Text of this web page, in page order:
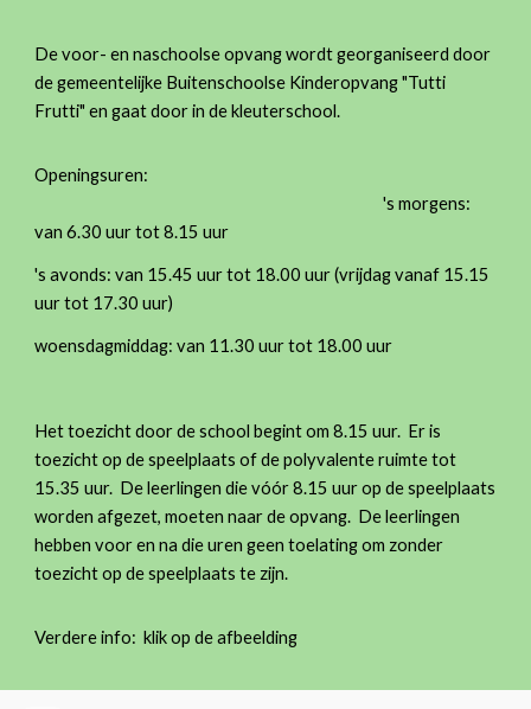
De voor- en naschoolse opvang wordt georganiseerd door
de gemeentelijke Buitenschoolse Kinderopvang "Tutti
Frutti" en gaat door in de kleuterschool.
Openingsuren:
's morgens:
van 6.30 uur tot 8.15 uur
's avonds: van 15.45 uur tot 18.00 uur (vrijdag vanaf 15.15
uur tot 17.30 uur)
woensdagmiddag: van 11.30 uur tot 18.00 uur
Het toezicht door de school begint om 8.15 uur. Er is
toezicht op de speelplaats of de polyvalente ruimte tot
15.35 uur. De leerlingen die vóór 8.15 uur op de speelplaats
worden afgezet, moeten naar de opvang. De leerlingen
hebben voor en na die uren geen toelating om zonder
toezicht op de speelplaats te zijn.
Verdere info: klik op de afbeelding